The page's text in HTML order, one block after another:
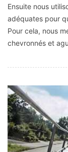
Ensuite nous
adéquates pour
Pour cela, nous
chevronnés et